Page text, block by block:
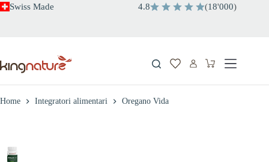
SaltaSwiss Made 4.8 (18'000)
Carrello
Home Integratori alimentari Oregano Vida